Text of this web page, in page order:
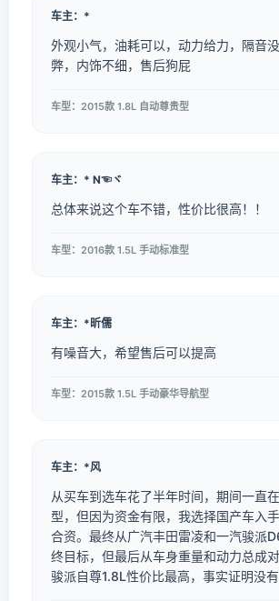
车主：*
外观小气，油耗可以，动力给力，隔音
弊，内饰不细，售后狗屁
车型：2015款 1.8L 自动尊贵型
车主：* N☜ヾ
总体来说这个车不错，性价比很高！！
车型：2016款 1.5L 手动标准型
车主：*昕儒
有噪音大，希望售后可以提高
车型：2015款 1.5L 手动豪华导航型
车主：*风
从买车到选车花了半年时间，期间一直
型，但因为资金有限，我选择国产车入
合资。最终从广汽丰田雷凌和一汽骏派
终目标，但最后从车身重量和动力总成
骏派自尊1.8L性价比最高，事实证明没有